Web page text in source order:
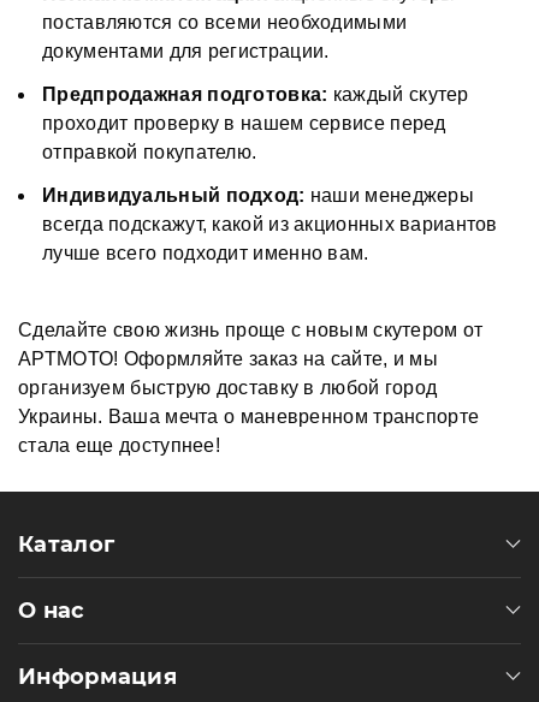
поставляются со всеми необходимыми
документами для регистрации.
Предпродажная подготовка: каждый скутер
проходит проверку в нашем сервисе перед
отправкой покупателю.
Индивидуальный подход: наши менеджеры
всегда подскажут, какой из акционных вариантов
лучше всего подходит именно вам.
Сделайте свою жизнь проще с новым скутером от
АРТМОТО! Оформляйте заказ на сайте, и мы
организуем быструю доставку в любой город
Украины. Ваша мечта о маневренном транспорте
стала еще доступнее!
Каталог
О нас
Информация